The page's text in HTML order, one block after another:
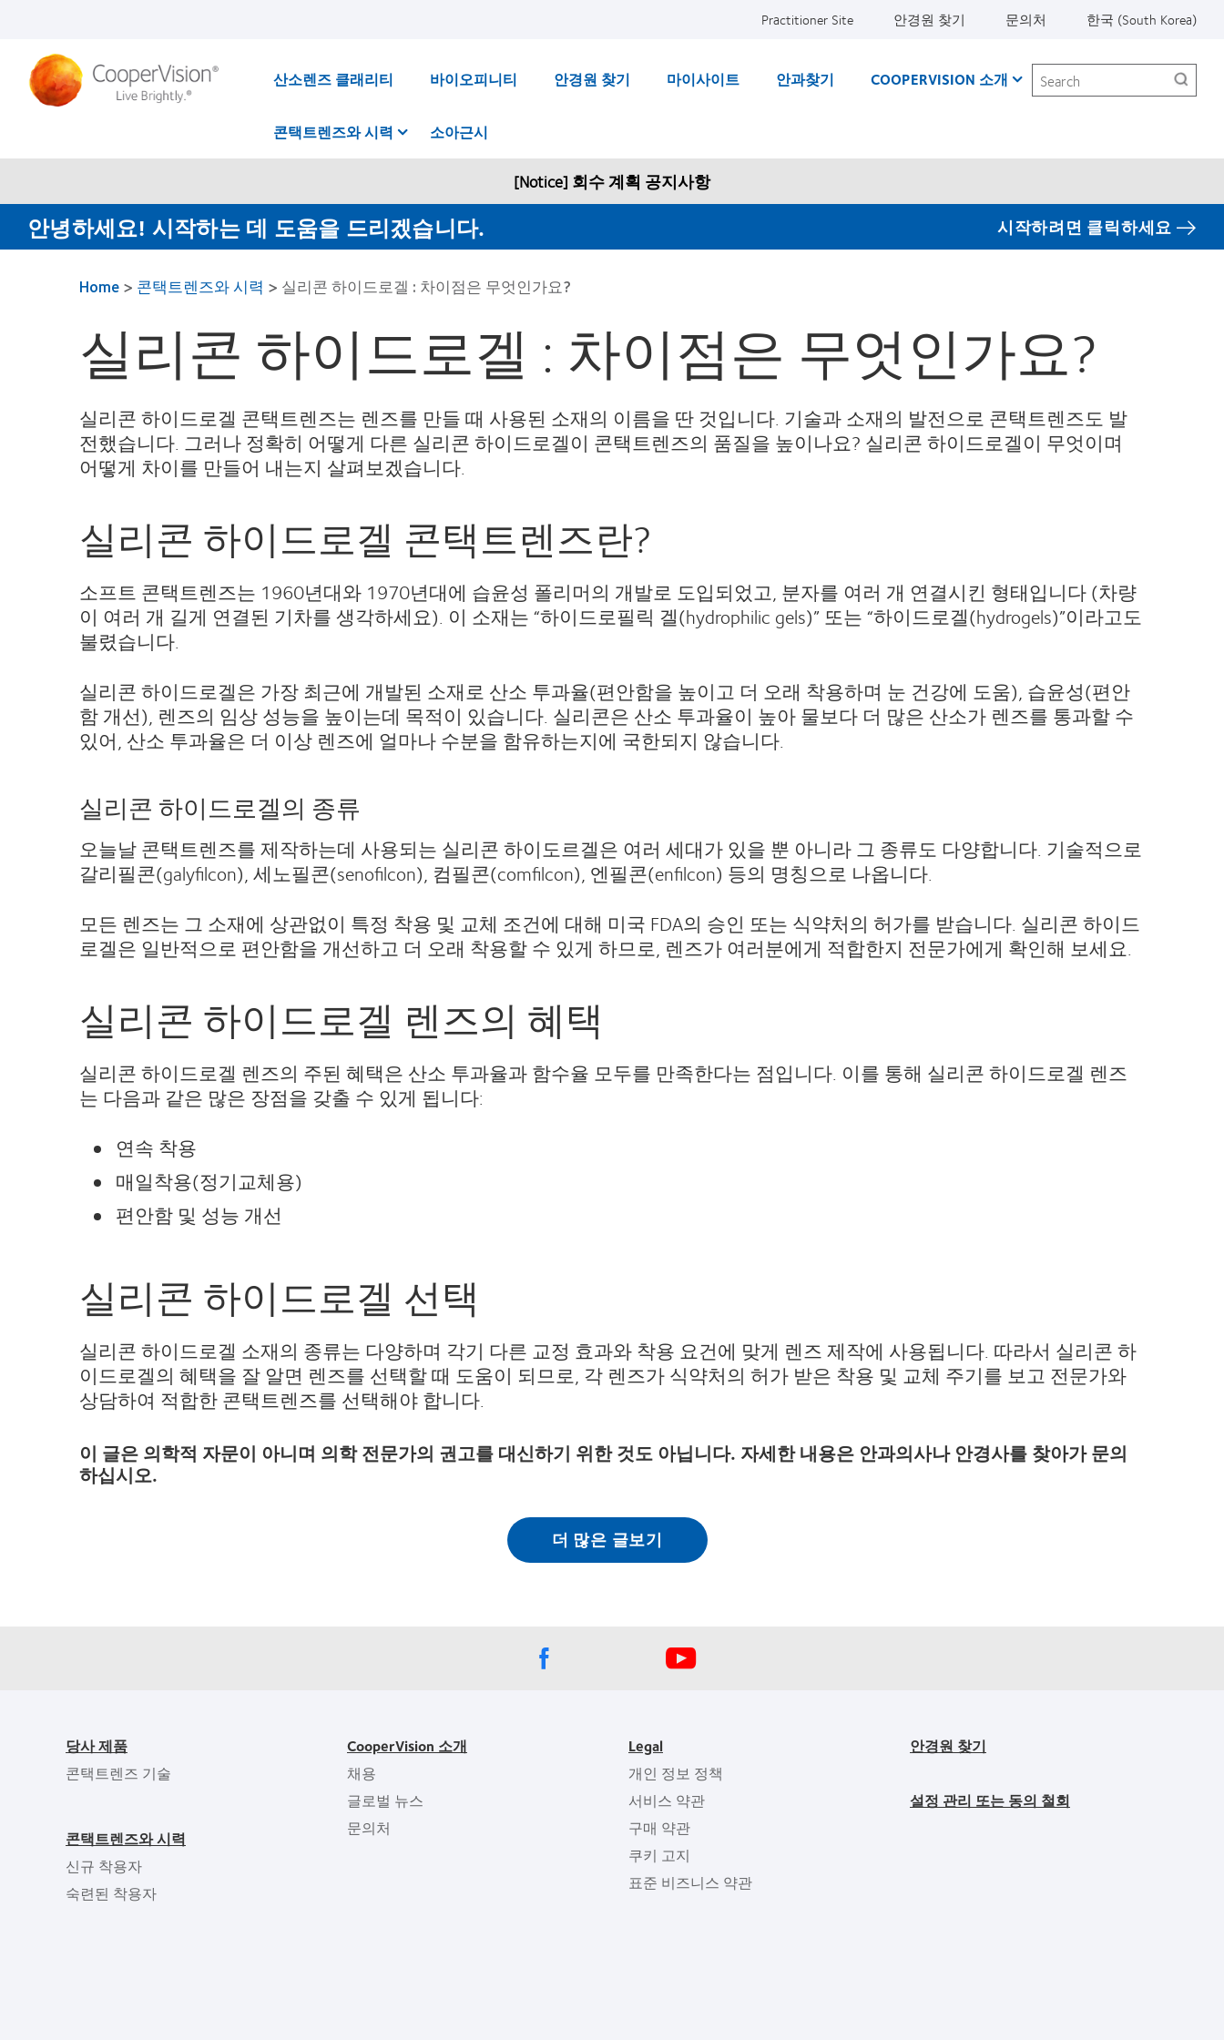
기
Practitioner Site 안경원 찾기 문의처 한국 (South Korea)
산소렌즈 클래리티 바이오피니티 안경원 찾기 마이사이트 안과찾기 COOPERVISION 소개
콘택트렌즈와 시력 소아근시
Search
[Notice] 회수 계획 공지사항
안녕하세요! 시작하는 데 도움을 드리겠습니다. 시작하려면 클릭하세요
Home> 콘택트렌즈와 시력 > 실리콘 하이드로겔 : 차이점은 무엇인가요?
실리콘 하이드로겔 : 차이점은 무엇인가요?
실리콘 하이드로겔 콘택트렌즈는 렌즈를 만들 때 사용된 소재의 이름을 딴 것입니다. 기술과 소재의 발전으로 콘택트렌즈도 발
전했습니다. 그러나 정확히 어떻게 다른 실리콘 하이드로겔이 콘택트렌즈의 품질을 높이나요? 실리콘 하이드로겔이 무엇이며
어떻게 차이를 만들어 내는지 살펴보겠습니다.
실리콘 하이드로겔 콘택트렌즈란?
소프트 콘택트렌즈는 1960년대와 1970년대에 습윤성 폴리머의 개발로 도입되었고, 분자를 여러 개 연결시킨 형태입니다 (차량
이 여러 개 길게 연결된 기차를 생각하세요). 이 소재는 “하이드로필릭 겔(hydrophilic gels)” 또는 “하이드로겔(hydrogels)”이라고도
불렸습니다.
실리콘 하이드로겔은 가장 최근에 개발된 소재로 산소 투과율(편안함을 높이고 더 오래 착용하며 눈 건강에 도움), 습윤성(편안
함 개선), 렌즈의 임상 성능을 높이는데 목적이 있습니다. 실리콘은 산소 투과율이 높아 물보다 더 많은 산소가 렌즈를 통과할 수
있어, 산소 투과율은 더 이상 렌즈에 얼마나 수분을 함유하는지에 국한되지 않습니다.
실리콘 하이드로겔의 종류
오늘날 콘택트렌즈를 제작하는데 사용되는 실리콘 하이도르겔은 여러 세대가 있을 뿐 아니라 그 종류도 다양합니다. 기술적으로
갈리필콘(galyfilcon), 세노필콘(senofilcon), 컴필콘(comfilcon), 엔필콘(enfilcon) 등의 명칭으로 나옵니다.
모든 렌즈는 그 소재에 상관없이 특정 착용 및 교체 조건에 대해 미국 FDA의 승인 또는 식약처의 허가를 받습니다. 실리콘 하이드
로겔은 일반적으로 편안함을 개선하고 더 오래 착용할 수 있게 하므로, 렌즈가 여러분에게 적합한지 전문가에게 확인해 보세요.
실리콘 하이드로겔 렌즈의 혜택
실리콘 하이드로겔 렌즈의 주된 혜택은 산소 투과율과 함수율 모두를 만족한다는 점입니다. 이를 통해 실리콘 하이드로겔 렌즈
는 다음과 같은 많은 장점을 갖출 수 있게 됩니다:
연속 착용
매일착용(정기교체용)
편안함 및 성능 개선
실리콘 하이드로겔 선택
실리콘 하이드로겔 소재의 종류는 다양하며 각기 다른 교정 효과와 착용 요건에 맞게 렌즈 제작에 사용됩니다. 따라서 실리콘 하
이드로겔의 혜택을 잘 알면 렌즈를 선택할 때 도움이 되므로, 각 렌즈가 식약처의 허가 받은 착용 및 교체 주기를 보고 전문가와
상담하여 적합한 콘택트렌즈를 선택해야 합니다.
이 글은 의학적 자문이 아니며 의학 전문가의 권고를 대신하기 위한 것도 아닙니다. 자세한 내용은 안과의사나 안경사를 찾아가 문의
하십시오.
더 많은 글보기
당사 제품
콘택트렌즈 기술
콘택트렌즈와 시력
신규 착용자
숙련된 착용자
CooperVision 소개
채용
글로벌 뉴스
문의처
Legal
개인 정보 정책
서비스 약관
구매 약관
쿠키 고지
표준 비즈니스 약관
안경원 찾기
설정 관리 또는 동의 철회